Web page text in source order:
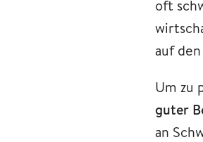
oft
auf
Um zu
guter
an